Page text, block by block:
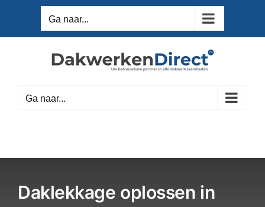
inhoud
Ga naar...
Ga naar...
Daklekkage oplossen in